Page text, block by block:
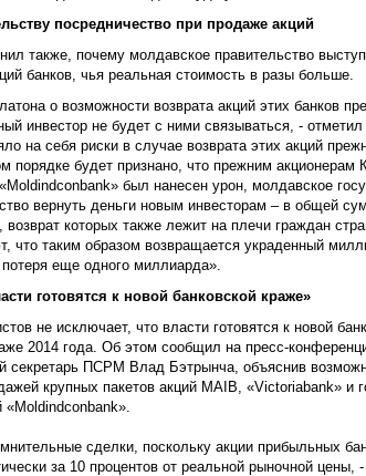
посредничество при продаже акций
также, почему молдавское правительство
банков, чья реальная стоимость в разы больше.
о возможности возврата акций этих банков
инвестор не будет с ними связываться, -
на себя риски в случае возврата этих акций
порядке будет признано, что прежним акционерам
был нанесен урон, молдавское
вернуть деньги новым инвесторам – в общей
которых также лежит на плечи граждан
что таким образом возвращается украденный
еще одного миллиарда».
готовятся к новой банковской краже»
не исключает, что власти готовятся к новой
2014 года. Об этом сообщил на пресс-
секретарь ПСРМ Влад Бэтрынча, объяснив
крупных пакетов акций MAIB, «Victoriabank» и
«Moldindconbank».
сделки, поскольку акции прибыльных
за 10 процентов от реальной рыночной цены,